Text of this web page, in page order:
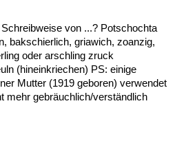
von ...? Potschochta
bakschierlich, griawich, zoanzig,
oder arschling zruck
(hineinkriechen) PS: einige
Mutter (1919 geboren) verwendet
mehr gebräuchlich/verständlich